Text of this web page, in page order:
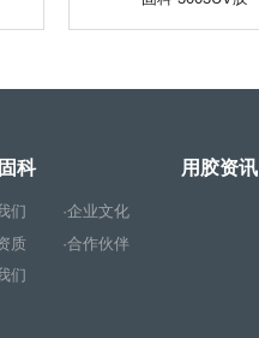
科
们
·企业文化
质
·合作伙伴
们
用胶资讯